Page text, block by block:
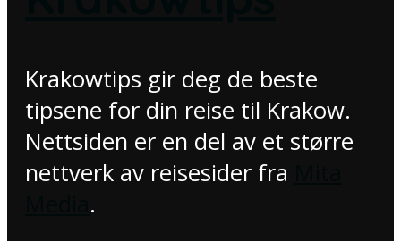
Krakowtips gir deg de beste
tipsene for din reise til Krakow.
Nettsiden er en del av et større
nettverk av reisesider fra
.